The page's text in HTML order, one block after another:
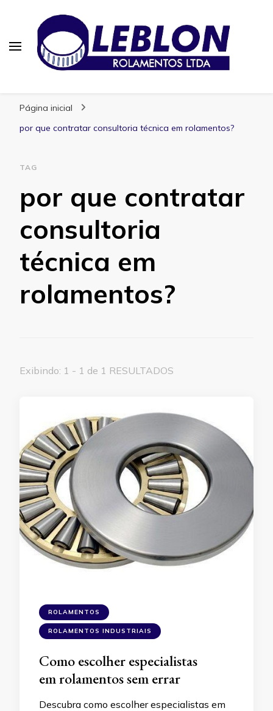
Página inicial
por que contratar consultoria técnica em rolamentos?
TAG
por que contratar
consultoria
técnica em
rolamentos?
Exibindo: 1 - 1 de 1 RESULTADOS
ROLAMENTOS
ROLAMENTOS INDUSTRIAIS
Como escolher especialistas
em rolamentos sem errar
Descubra como escolher especialistas em